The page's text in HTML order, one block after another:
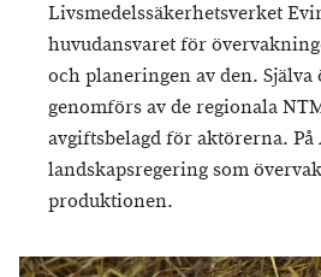
Livsmedelssäkerhetsverket
huvudansvaret för
och planeringen av den.
genomförs av de regionala
avgiftsbelagd för aktörerna.
landskapsregering som
produktionen.